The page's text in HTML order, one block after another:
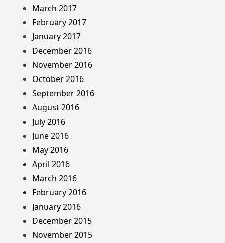
March 2017
February 2017
January 2017
December 2016
November 2016
October 2016
September 2016
August 2016
July 2016
June 2016
May 2016
April 2016
March 2016
February 2016
January 2016
December 2015
November 2015